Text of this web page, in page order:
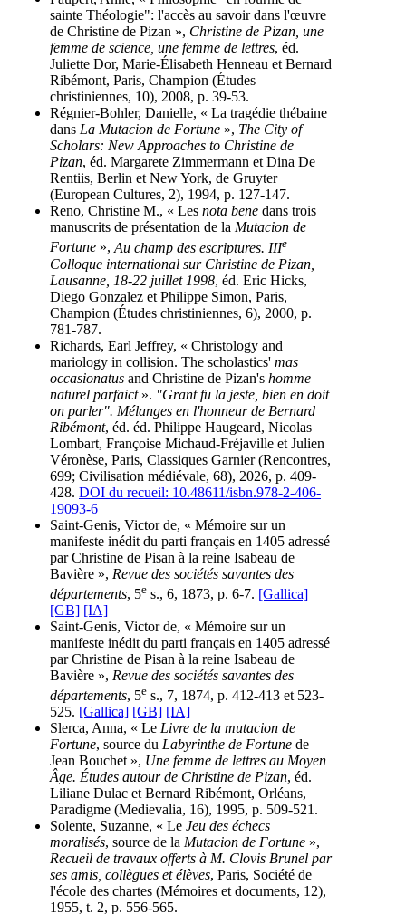
sainte Théologie": l'accès au savoir dans l'œuvre
de Christine de Pizan », Christine de Pizan, une
femme de science, une femme de lettres, éd.
Juliette Dor, Marie-Élisabeth Henneau et Bernard
Ribémont, Paris, Champion (Études
christiniennes, 10), 2008, p. 39-53.
Régnier-Bohler, Danielle, « La tragédie thébaine
dans La Mutacion de Fortune », The City of
Scholars: New Approaches to Christine de
Pizan, éd. Margarete Zimmermann et Dina De
Rentiis, Berlin et New York, de Gruyter
(European Cultures, 2), 1994, p. 127-147.
Reno, Christine M., « Les nota bene dans trois
manuscrits de présentation de la Mutacion de
Fortune », Au champ des escriptures. IIIe
Colloque international sur Christine de Pizan,
Lausanne, 18-22 juillet 1998, éd. Eric Hicks,
Diego Gonzalez et Philippe Simon, Paris,
Champion (Études christiniennes, 6), 2000, p.
781-787.
Richards, Earl Jeffrey, « Christology and
mariology in collision. The scholastics' mas
occasionatus and Christine de Pizan's homme
naturel parfaict». "Grant fu la jeste, bien en doit
on parler". Mélanges en l'honneur de Bernard
Ribémont, éd. éd. Philippe Haugeard, Nicolas
Lombart, Françoise Michaud-Fréjaville et Julien
Véronèse, Paris, Classiques Garnier (Rencontres,
699; Civilisation médiévale, 68), 2026, p. 409-
428. DOI du recueil: 10.48611/isbn.978-2-406-
19093-6
Saint-Genis, Victor de, « Mémoire sur un
manifeste inédit du parti français en 1405 adressé
par Christine de Pisan à la reine Isabeau de
Bavière », Revue des sociétés savantes des
départements, 5e s., 6, 1873, p. 6-7. [Gallica]
[GB] [IA]
Saint-Genis, Victor de, « Mémoire sur un
manifeste inédit du parti français en 1405 adressé
par Christine de Pisan à la reine Isabeau de
Bavière », Revue des sociétés savantes des
départements, 5e s., 7, 1874, p. 412-413 et 523-
525. [Gallica] [GB] [IA]
Slerca, Anna, « Le Livre de la mutacion de
Fortune, source du Labyrinthe de Fortune de
Jean Bouchet », Une femme de lettres au Moyen
Âge. Études autour de Christine de Pizan, éd.
Liliane Dulac et Bernard Ribémont, Orléans,
Paradigme (Medievalia, 16), 1995, p. 509-521.
Solente, Suzanne, « Le Jeu des échecs
moralisés, source de la Mutacion de Fortune »,
Recueil de travaux offerts à M. Clovis Brunel par
ses amis, collègues et élèves, Paris, Société de
l'école des chartes (Mémoires et documents, 12),
1955, t. 2, p. 556-565.